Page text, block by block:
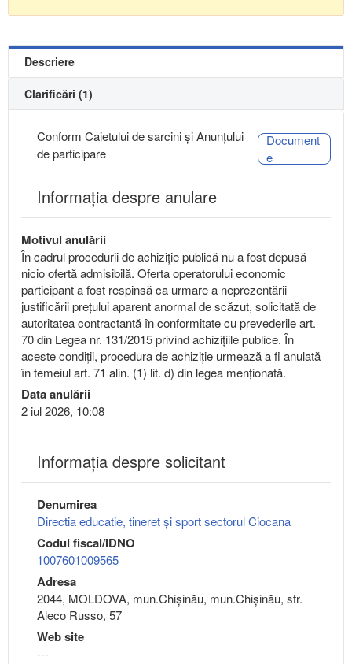
Descriere
Clarificări (1)
Conform Caietului de sarcini și Anunțului
de participare
Document
e
Informația despre anulare
Motivul anulării
În cadrul procedurii de achiziție publică nu a fost depusă
nicio ofertă admisibilă. Oferta operatorului economic
participant a fost respinsă ca urmare a neprezentării
justificării prețului aparent anormal de scăzut, solicitată de
autoritatea contractantă în conformitate cu prevederile art.
70 din Legea nr. 131/2015 privind achizițiile publice. În
aceste condiții, procedura de achiziție urmează a fi anulată
în temeiul art. 71 alin. (1) lit. d) din legea menționată.
Data anulării
2 iul 2026, 10:08
Informaţia despre solicitant
Denumirea
Directia educatie, tineret şi sport sectorul Ciocana
Codul fiscal/IDNO
1007601009565
Adresa
2044, MOLDOVA, mun.Chişinău, mun.Chişinău, str.
Aleco Russo, 57
Web site
---